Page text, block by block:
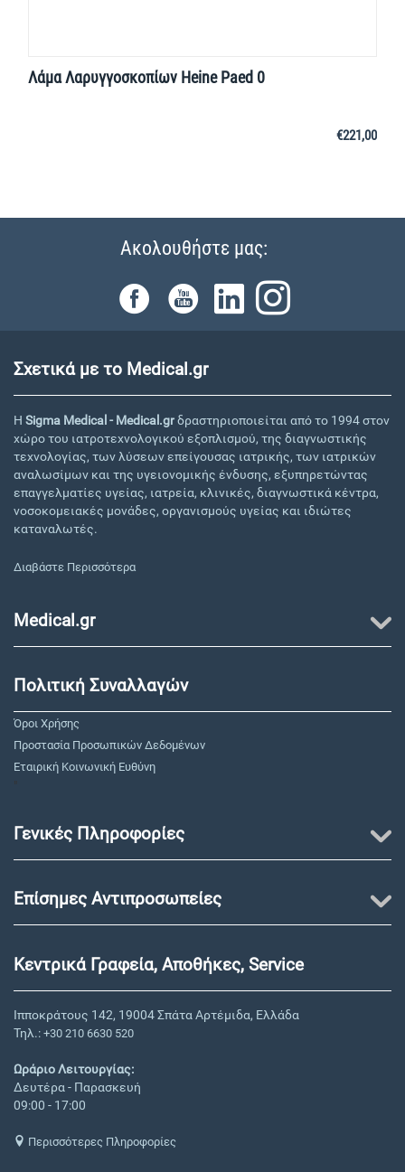
Λάμα Λαρυγγοσκοπίων Heine Paed 0
€221,00
Ακολουθήστε μας:
Σχετικά με το Medical.gr
Η Sigma Medical - Medical.grδραστηριοποιείται από το 1994 στον
χώρο του ιατροτεχνολογικού εξοπλισμού, της διαγνωστικής
τεχνολογίας, των λύσεων επείγουσας ιατρικής, των ιατρικών
αναλωσίμων και της υγειονομικής ένδυσης, εξυπηρετώντας
επαγγελματίες υγείας, ιατρεία, κλινικές, διαγνωστικά κέντρα,
νοσοκομειακές μονάδες, οργανισμούς υγείας και ιδιώτες
καταναλωτές.
Διαβάστε Περισσότερα
Medical.gr
Πολιτική Συναλλαγών
Όροι Χρήσης
Προστασία Προσωπικών Δεδομένων
Εταιρική Κοινωνική Ευθύνη
"
Γενικές Πληροφορίες
Επίσημες Αντιπροσωπείες
Κεντρικά Γραφεία, Αποθήκες, Service
Ιπποκράτους 142, 19004 Σπάτα Αρτέμιδα, Ελλάδα
Τηλ.: +30 210 6630 520
Ωράριο Λειτουργίας:
Δευτέρα - Παρασκευή
09:00 - 17:00
Περισσότερες Πληροφορίες